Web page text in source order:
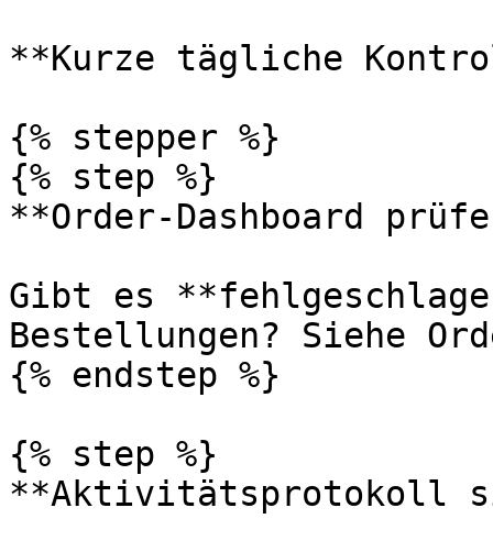
**Kurze tägliche
{% stepper %}
{% step %}
**Order-Dashboard
Gibt es
Bestellungen? Siehe
{% endstep %}
{% step %}
**Aktivitätsprotokoll